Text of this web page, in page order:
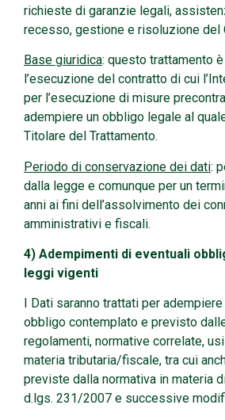
richieste di garanzie legali,
recesso, gestione e risoluzione del
Base giuridica: questo trattamento
l’esecuzione del contratto di cui
per l’esecuzione di misure
adempiere un obbligo legale al
Titolare del Trattamento.
Periodo di conservazione dei dati:
dalla legge e comunque per un
anni ai fini dell’assolvimento dei
amministrativi e fiscali.
4) Adempimenti di eventuali
leggi vigenti
I Dati saranno trattati per
obbligo contemplato e previsto
regolamenti, normative correlate,
materia tributaria/fiscale, tra cui
previste dalla normativa in materia
d.lgs. 231/2007 e successive